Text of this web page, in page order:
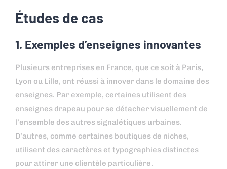
Études de cas
1. Exemples d’enseignes innovantes
Plusieurs entreprises en France, que ce soit à Paris,
Lyon ou Lille, ont réussi à innover dans le domaine des
enseignes. Par exemple, certaines utilisent des
enseignes drapeau pour se détacher visuellement de
l’ensemble des autres signalétiques urbaines.
D’autres, comme certaines boutiques de niches,
utilisent des caractères et typographies distinctes
pour attirer une clientèle particulière.